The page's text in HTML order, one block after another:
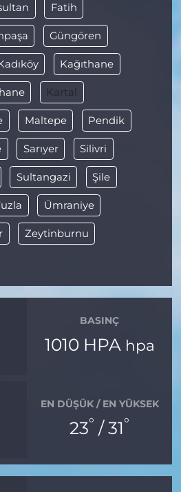
Fatih
Güngören
Kağıthane
Kartal
Maltepe Pendik
Sarıyer Silivri
Sultangazi Şile
Ümraniye
Zeytinburnu
BASINÇ
1010 HPA hpa
EN DÜŞÜK / EN YÜKSEK
23° / 31°